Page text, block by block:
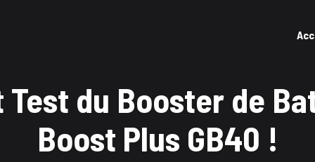
du Booster de
Boost Plus GB40 !